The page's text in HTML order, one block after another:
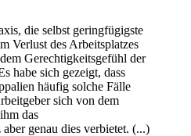
die selbst geringfügigste
Verlust des Arbeitsplatzes
Gerechtigkeitsgefühl der
habe sich gezeigt, dass
häufig solche Fälle
sich von dem
das
genau dies verbietet. (...)